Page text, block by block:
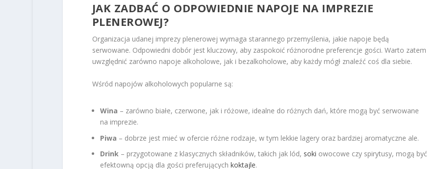
JAK ZADBAĆ O ODPOWIEDNIE NAPOJE NA IMPREZIE
PLENEROWEJ?
Organizacja udanej imprezy plenerowej wymaga starannego przemyślenia, jakie napoje będą
serwowane. Odpowiedni dobór jest kluczowy, aby zaspokoić różnorodne preferencje gości. Warto zatem
uwzględnić zarówno napoje alkoholowe, jak i bezalkoholowe, aby każdy mógł znaleźć coś dla siebie.
Wśród napojów alkoholowych popularne są:
Wina – zarówno białe, czerwone, jak i różowe, idealne do różnych dań, które mogą być serwowane
na imprezie.
Piwa – dobrze jest mieć w ofercie różne rodzaje, w tym lekkie lagery oraz bardziej aromatyczne ale.
Drink– przygotowane z klasycznych składników, takich jak lód, soki owocowe czy spirytusy, mogą być
efektowną opcją dla gości preferujących koktajle.